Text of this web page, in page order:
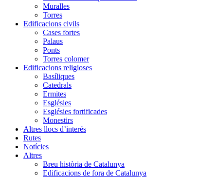
Muralles
Torres
Edificacions civils
Cases fortes
Palaus
Ponts
Torres colomer
Edificacions religioses
Basíliques
Catedrals
Ermites
Esglésies
Esglésies fortificades
Monestirs
Altres llocs d’interés
Rutes
Notícies
Altres
Breu història de Catalunya
Edificacions de fora de Catalunya